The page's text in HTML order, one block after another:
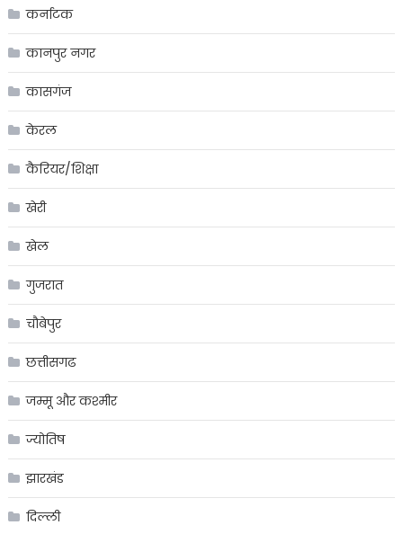
कर्नाटक
कानपुर नगर
कासगंज
केरल
कैरियर/शिक्षा
खेरी
खेल
गुजरात
चौबेपुर
छत्तीसगढ
जम्मू और कश्मीर
ज्योतिष
झारखंड
दिल्ली